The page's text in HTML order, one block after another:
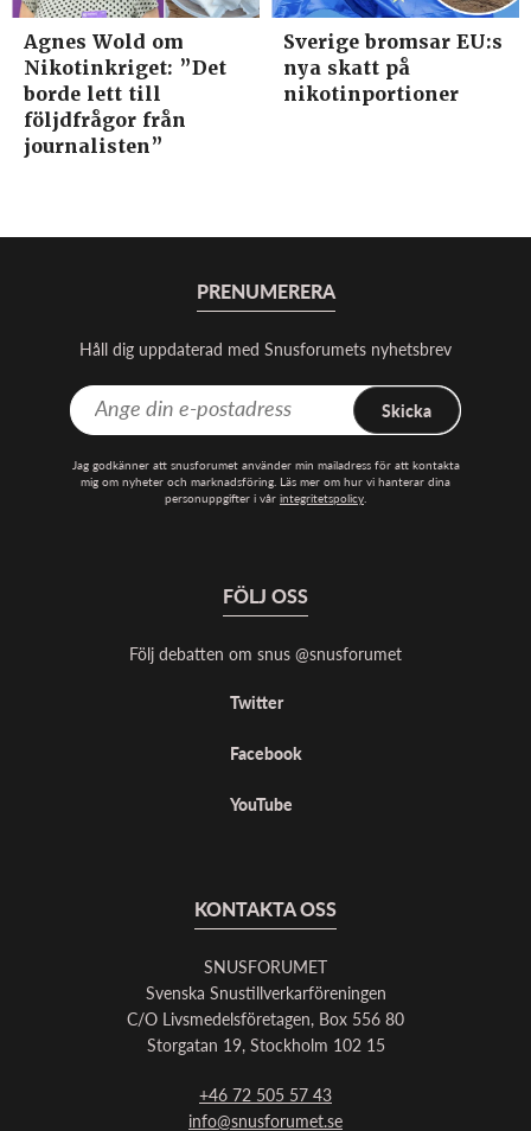
Agnes Wold om
Nikotinkriget: ”Det
borde lett till
följdfrågor från
journalisten”
Sverige bromsar EU:s
nya skatt på
nikotinportioner
PRENUMERERA
Håll dig uppdaterad med Snusforumets nyhetsbrev
Skicka
Jag godkänner att snusforumet använder min mailadress för att kontakta
mig om nyheter och marknadsföring. Läs mer om hur vi hanterar dina
personuppgifter i vår integritetspolicy.
FÖLJ OSS
Följ debatten om snus @snusforumet
Twitter
Facebook
YouTube
KONTAKTA OSS
SNUSFORUMET
Svenska Snustillverkarföreningen
C/O Livsmedelsföretagen, Box 556 80
Storgatan 19, Stockholm 102 15
+46 72 505 57 43
info@snusforumet.se